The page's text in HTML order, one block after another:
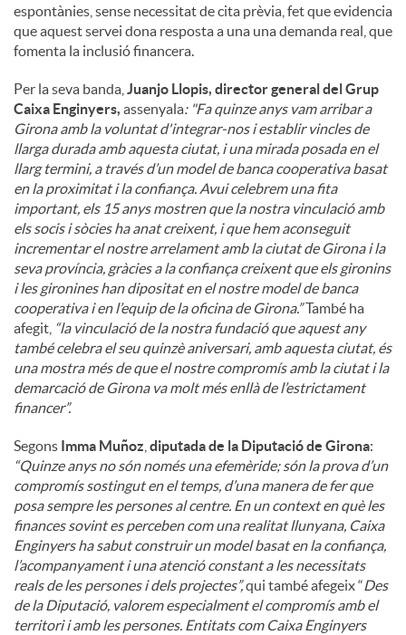
espontànies, sense necessitat de cita prèvia, fet que evidencia
que aquest servei dona resposta a una una demanda real, que
fomenta la inclusió financera.
Per la seva banda, Juanjo Llopis, director general del Grup
Caixa Enginyers, assenyala: "Fa quinze anys vam arribar a
Girona amb la voluntat d'integrar-nos i establir vincles de
llarga durada amb aquesta ciutat, i una mirada posada en el
llarg termini, a través d’un model de banca cooperativa basat
en la proximitat i la confiança. Avui celebrem una fita
important, els 15 anys mostren que la nostra vinculació amb
els socis i sòcies ha anat creixent, i que hem aconseguit
incrementar el nostre arrelament amb la ciutat de Girona i la
seva província, gràcies a la confiança creixent que els gironins
i les gironines han dipositat en el nostre model de banca
cooperativa i en l’equip de la oficina de Girona.”També ha
afegit, “la vinculació de la nostra fundació que aquest any
també celebra el seu quinzè aniversari, amb aquesta ciutat, és
una mostra més de que el nostre compromís amb la ciutat i la
demarcació de Girona va molt més enllà de l’estrictament
financer”.
Segons Imma Muñoz diputada de la Diputació de Girona:
“Quinze anys no són només una efemèride; són la prova d’un
compromís sostingut en el temps, d’una manera de fer que
posa sempre les persones al centre. En un context en què les
finances sovint es perceben com una realitat llunyana, Caixa
Enginyers ha sabut construir un model basat en la confiança,
l’acompanyament i una atenció constant a les necessitats
reals de les persones i dels projectes”,qui també afegeix “Des
de la Diputació, valorem especialment el compromís amb el
territori i amb les persones. Entitats com Caixa Enginyers